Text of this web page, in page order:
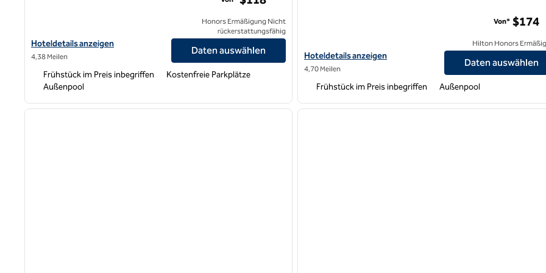
Hoteldetails zum Hampton Inn Fresno Airport anzeigen
Hoteldetails anzeigen
4,38 Meilen
Honors Ermäßigung Nicht
rückerstattungsfähig
Daten auswählen
Frühstück im Preis inbegriffen
Kostenfreie Parkplätze
Außenpool
Hoteldetails für Homewood Suites by Hilton Fresno anzeigen
Hoteldetails anzeigen
4,70 Meilen
Von* $174
Hilton Honors
Daten auswählen
Frühstück im Preis inbegriffen Außenpool
1 von 12
nächstes Bild
1 von 8